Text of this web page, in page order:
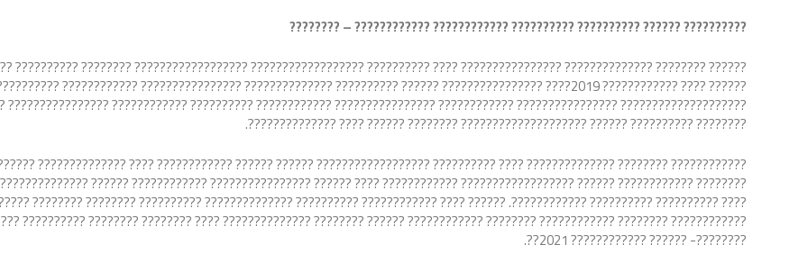
??????????
??????
?????????? ?????????? ???????????? ???????????? – ????????
?????????????????? ?????????????????? ???????? ?????????? ?????????? ???????????????????? ???????????? ??????????
?????????? ?????????????? ???????????????? ???????????? ???????????????? ???????????? ?????? ????????????????
???????????? ?????????? ???????????? ???????????????? ???????????????? ?????? ???????? ???????? ????????????
???????? ?????????? ?????? ???????????????????? ???????? ?????? ???? ??????????????.
?????? ?????? ???????????? ???? ?????????????? ?????????????????? ?????????????????????? ??????????????????
???? ?????? ???????????????? ???????????? ?????? ?????????????? ???????????? ???? ???????????????? ???????? ????????????
?????????? ?????????????? ?????????? ???????? ???????? ???????? ???? ???????????? ?????????????? ?????????? ????
?????? ???????? ?????????????? ???? ???????? ???????? ?????????? ?????????????? ?????????? ???? ????????- ?????? ????????
????????- ?????? ???????????? 2021??.